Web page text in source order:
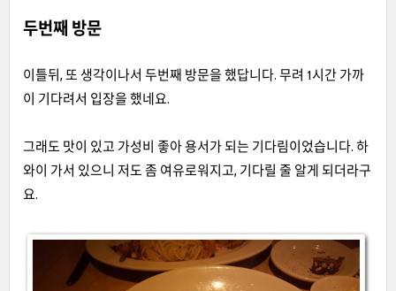
두번째 방문
이틀뒤, 또 생각이나서 두번째 방문을 했답니다. 무려 1시간 가까
이 기다려서 입장을 했네요.
그래도 맛이 있고 가성비 좋아 용서가 되는 기다림이었습니다. 하
와이 가서 있으니 저도 좀 여유로워지고, 기다릴 줄 알게 되더라구
요.